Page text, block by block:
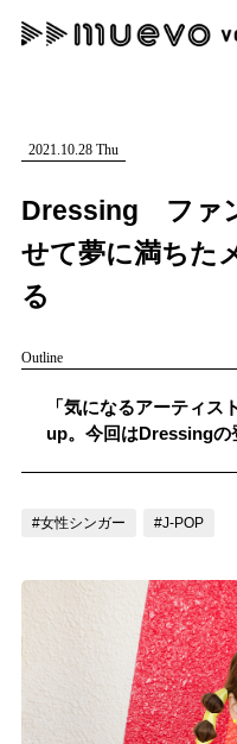
記事を検索する
#男性シンガー #HR/HM
"読者の声を形にす
記事一覧
プレスリリース一覧
お問い合わせ
ログイン
LINK
2021.10.28 Thu
Dressing ファ
せて夢に満ちた
る
Outline
「気になるアーティ
up。今回はDressingの
#女性シンガー #J-POP